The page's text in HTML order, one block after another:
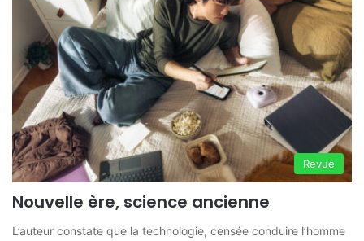
Revue
Nouvelle ère, science ancienne
L’auteur constate que la technologie, censée conduire l’homme